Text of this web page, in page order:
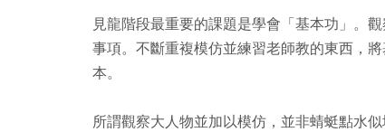
見龍階段最重要的課題是學會「基本功」。
事項。不斷重複模仿並練習老師教的東西，
本。
所謂觀察大人物並加以模仿，並非蜻蜓點水